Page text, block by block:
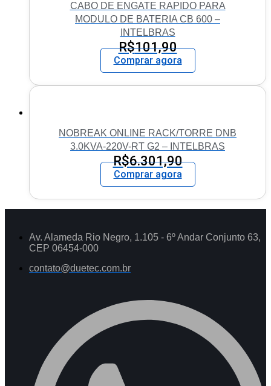
CABO DE ENGATE RAPIDO PARA
MODULO DE BATERIA CB 600 –
INTELBRAS
R$101,90
Comprar agora
NOBREAK ONLINE RACK/TORRE DNB
3.0KVA-220V-RT G2 – INTELBRAS
R$6.301,90
Comprar agora
Av. Alameda Rio Negro, 1.105 - 6º Andar Conjunto 63,
CEP 06454-000
contato@duetec.com.br